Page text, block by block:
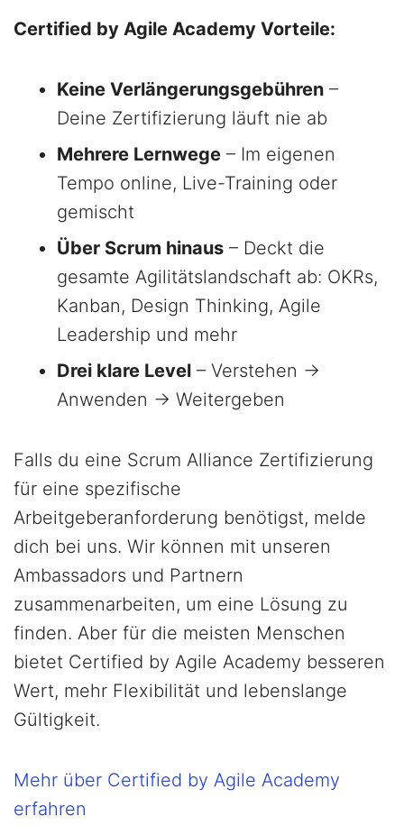
Certified by Agile Academy Vorteile:
Keine Verlängerungsgebühren –
Deine Zertifizierung läuft nie ab
Mehrere Lernwege – Im eigenen
Tempo online, Live-Training oder
gemischt
Über Scrum hinaus – Deckt die
gesamte Agilitätslandschaft ab: OKRs,
Kanban, Design Thinking, Agile
Leadership und mehr
Drei klare Level – Verstehen →
Anwenden → Weitergeben
Falls du eine Scrum Alliance Zertifizierung
für eine spezifische
Arbeitgeberanforderung benötigst, melde
dich bei uns. Wir können mit unseren
Ambassadors und Partnern
zusammenarbeiten, um eine Lösung zu
finden. Aber für die meisten Menschen
bietet Certified by Agile Academy besseren
Wert, mehr Flexibilität und lebenslange
Gültigkeit.
Mehr über Certified by Agile Academy
erfahren